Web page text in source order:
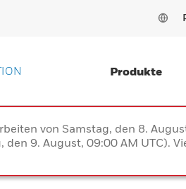
Produkte
von Samstag, den 8.
9. August, 09:00 AM UTC).